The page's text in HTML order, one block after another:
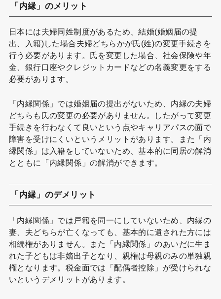
「内縁」のメリット
日本には夫婦同姓制度があるため、結婚(婚姻届の提
出、入籍)した場合夫婦どちらかが氏(姓)の変更手続きを
行う必要があります。氏を変更した場合、社会保険や年
金、銀行口座やクレジットカードなどの名義変更をする
必要があります。
「内縁関係」では婚姻届の提出がないため、内縁の夫婦
どちらも氏の変更の必要がありません。したがって変更
手続きを行わなくて良いという点やキャリアパスの面で
障害を受けにくいというメリットがあります。また「内
縁関係」は入籍をしていないため、基本的に同居の解消
とともに「内縁関係」の解消ができます。
「内縁」のデメリット
「内縁関係」では戸籍を同一にしていないため、内縁の
妻、夫どちらが亡くなっても、基本的に遺された方には
相続権がありません。また「内縁関係」のあいだに生ま
れた子どもは非嫡出子となり、親権は母親のみの単独親
権となります。税金面では「配偶者控除」が受けられな
いというデメリットがあります。